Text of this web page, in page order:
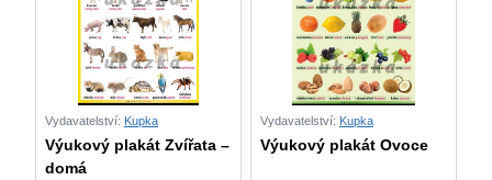
Vydavatelství: Kupka
Výukový plakát Zvířata –
domá
Vydavatelství: Kupka
Výukový plakát Ovoce